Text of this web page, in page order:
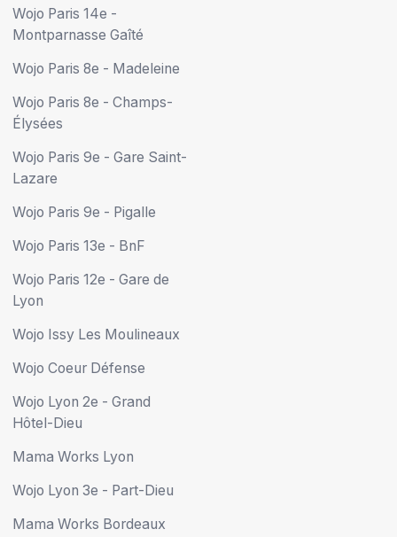
Wojo Paris 14e -
Montparnasse Gaîté
Wojo Paris 8e - Madeleine
Wojo Paris 8e - Champs-
Élysées
Wojo Paris 9e - Gare Saint-
Lazare
Wojo Paris 9e - Pigalle
Wojo Paris 13e - BnF
Wojo Paris 12e - Gare de
Lyon
Wojo Issy Les Moulineaux
Wojo Coeur Défense
Wojo Lyon 2e - Grand
Hôtel-Dieu
Mama Works Lyon
Wojo Lyon 3e - Part-Dieu
Mama Works Bordeaux